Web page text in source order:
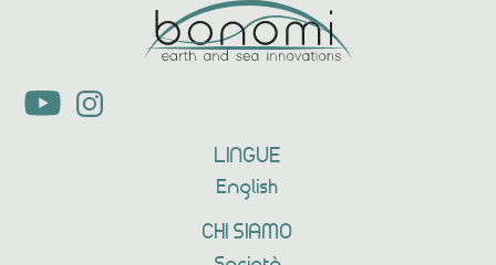
LINGUE
English
CHI SIAMO